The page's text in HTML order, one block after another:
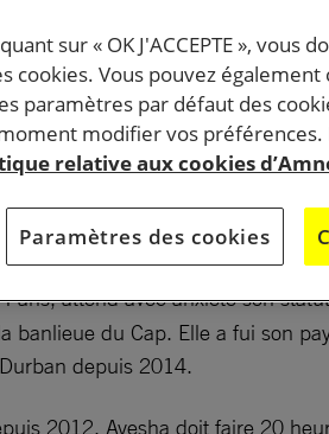
un cauchemar persistant
d’asile en Afrique du Sud
sur l’Afrique australe à
ans, attend avec anxiété son
du Cap. Elle a fui son
depuis 2014.
2012, Ayesha doit faire 20
sur « OK J'ACCEPTE »,
cookies. Vous pouvez
paramètres par défaut des
modifier vos préférences.
relative aux cookies
Paramètres des cookies